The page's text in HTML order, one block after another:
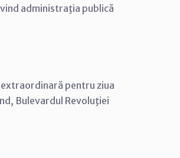
administraţia publică
extraordinară pentru ziua
Bulevardul Revoluţiei